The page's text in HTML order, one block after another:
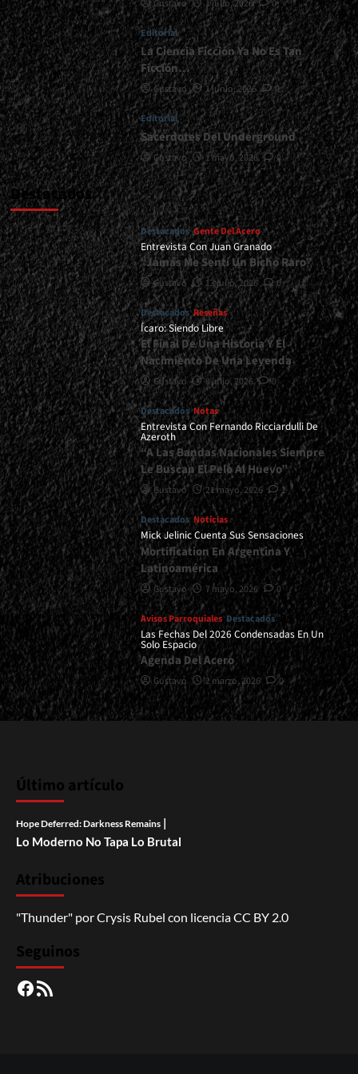
en
Marquee,
Buenos
Aires
-
20/12/2025<span>
|
</span>
</small>
<div>Una
Noche
Casi
Perfecta</div>
Gustavo 1 julio, 2026 0
Editorial
La Ciencia Ficción Ya No Es Tan
Ficción…
Gustavo 1 junio, 2026 0
Editorial
Sacerdotes Del Underground
Gustavo 1 mayo, 2026 0
Destacados
Destacados Gente Del Acero
Entrevista Con Juan Granado
“Jamás Me Sentí Un Bicho Raro”
Gustavo 13 julio, 2026 0
Destacados Reseñas
Ícaro: Siendo Libre
El Final De Una Historia Y El
Nacimiento De Una Leyenda
Gustavo 8 julio, 2026 0
Destacados Notas
Entrevista Con Fernando Ricciardulli De
Azeroth
“A Las Bandas Nacionales Siempre
Le Buscan El Pelo Al Huevo”
Gustavo 21 mayo, 2026 2
Destacados Noticias
Mick Jelinic Cuenta Sus Sensaciones
Mortification En Argentina Y
Latinoamérica
Gustavo 7 mayo, 2026 0
Avisos Parroquiales Destacados
Las Fechas Del 2026 Condensadas En Un
Solo Espacio
Agenda Del Acero
Gustavo 2 marzo, 2026 0
Último artículo
Hope Deferred: Darkness Remains |
Lo Moderno No Tapa Lo Brutal
Atribuciones
"Thunder" porCrysis Rubel con licenciaCC BY 2.0
Seguinos
Facebook
RSS